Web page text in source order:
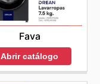
Fava
Abrir catálogo